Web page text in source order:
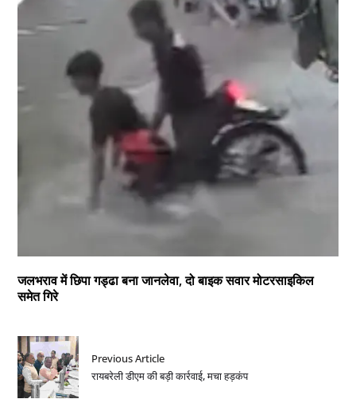
जलभराव में छिपा गड्ढा बना जानलेवा, दो बाइक सवार मोटरसाइकिल
समेत गिरे
Previous Article
रायबरेली डीएम की बड़ी कार्रवाई, मचा हड़कंप